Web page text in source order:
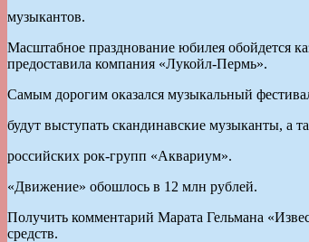
музыкантов.
Масштабное празднование юбилея обойдется
предоставила компания «Лукойл-Пермь».
Самым дорогим оказался музыкальный
будут выступать скандинавские музыканты, а
российских рок-групп «Аквариум».
«Движение» обошлось в 12 млн рублей.
Получить комментарий Марата Гельмана
средств.